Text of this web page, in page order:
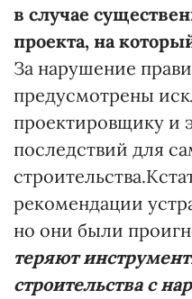
в случае
проекта, на
За нарушение
предусмотрены
проектировщику и
последствий для
рекомендации
но они были
теряют
строительства с